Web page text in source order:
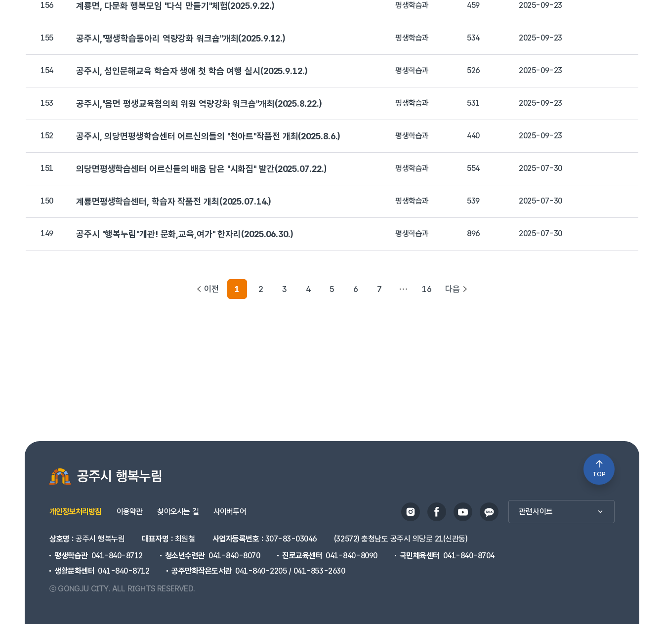
156 계룡면, 다문화 행복모임 "다식 만들기"체험(2025.9.22.) 평생학습과 459 2025-09-23
155 공주시,"평생학습동아리 역량강화 워크숍"개최(2025.9.12.) 평생학습과 534 2025-09-23
154 공주시, 성인문해교육 학습자 생애 첫 학습 여행 실시(2025.9.12.) 평생학습과 526 2025-09-23
153 공주시,"읍면 평생교육협의회 위원 역량강화 워크숍"개최(2025.8.22.) 평생학습과 531 2025-09-23
152 공주시, 의당면평생학습센터 어르신의들의 "천아트"작품전 개최(2025.8.6.) 평생학습과 440 2025-09-23
151 의당면평생학습센터 어르신들의 배움 담은 "시화집" 발간(2025.07.22.) 평생학습과 554 2025-07-30
150 계룡면평생학습센터, 학습자 작품전 개최(2025.07.14.) 평생학습과 539 2025-07-30
149 공주시 "행복누림"개관! 문화,교육,여가" 한자리(2025.06.30.) 평생학습과 896 2025-07-30
이전 1 2 3 4 5 6 7 16 다음
TOP
개인정보처리방침 이용약관 찾아오시는 길 사이버투어 관련사이트
상호명 :공주시 행복누림 대표자명 :최원철 사업자등록번호 :307-83-03046
(32572) 충청남도 공주시 의당로 21(신관동)
평생학습관 041-840-8712 청소년수련관 041-840-8070 진로교육센터 041-840-8090 국민체육센터
041-840-8704
생활문화센터 041-840-8712 공주만화작은도서관 041-840-2205 / 041-853-2630
ⓒ GONGJU CITY. ALL RIGHTS RESERVED.